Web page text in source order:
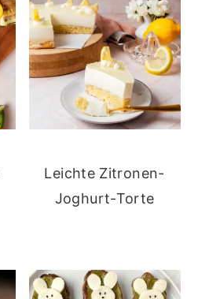
Leichte Zitronen-
Joghurt-Torte